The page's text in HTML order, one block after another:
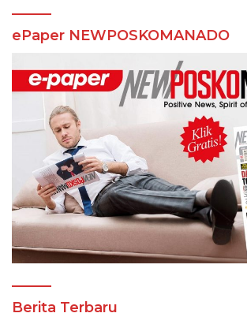
ePaper NEWPOSKOMANADO
Berita Terbaru